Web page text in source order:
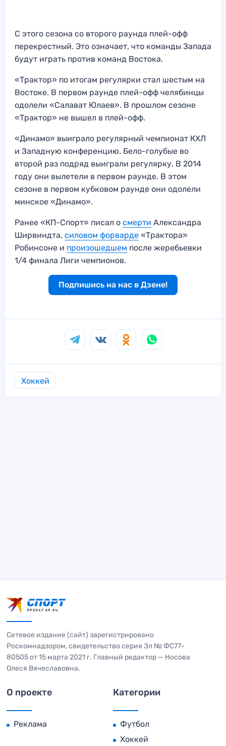
С этого сезона со второго раунда плей-офф
перекрестный. Это означает, что команды Запада
будут играть против команд Востока.
«Трактор» по итогам регулярки стал шестым на
Востоке. В первом раунде плей-офф челябинцы
одолели «Салават Юлаев». В прошлом сезоне
«Трактор» не вышел в плей-офф.
«Динамо» выиграло регулярный чемпионат КХЛ
и Западную конференцию. Бело-голубые во
второй раз подряд выиграли регулярку. В 2014
году они вылетели в первом раунде. В этом
сезоне в первом кубковом раунде они одолели
минское «Динамо».
Ранее «КП-Спорт» писал о смерти Александра
Ширвиндта, силовом форварде «Трактора»
Робинсоне и произошедшем после жеребьевки
1/4 финала Лиги чемпионов.
Подпишись на нас в Дзене!
Хоккей
Сетевое издание (сайт) зарегистрировано
Роскомнадзором, свидетельство серия Эл № ФС77-
80505 от 15 марта 2021 г. Главный редактор — Носова
Олеся Вячеславовна.
О проекте
Реклама
Категории
Футбол
Хоккей